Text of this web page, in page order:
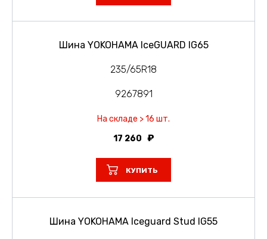
Шина YOKOHAMA IceGUARD IG65
235/65R18
9267891
На складе > 16 шт.
17 260
КУПИТЬ
Шина YOKOHAMA Iceguard Stud IG55